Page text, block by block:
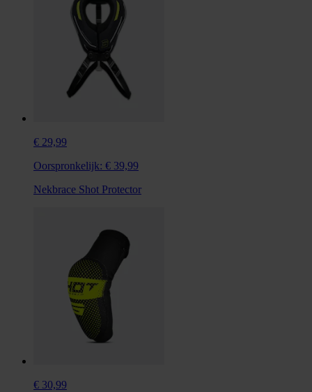
€ 29,99
Oorspronkelijk: € 39,99
Nekbrace Shot Protector
€ 30,99